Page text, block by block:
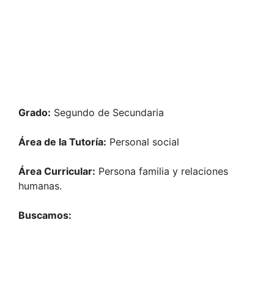
Grado: Segundo de Secundaria
Área de la Tutoría: Personal social
Área Curricular: Persona familia y relaciones
humanas.
Buscamos: